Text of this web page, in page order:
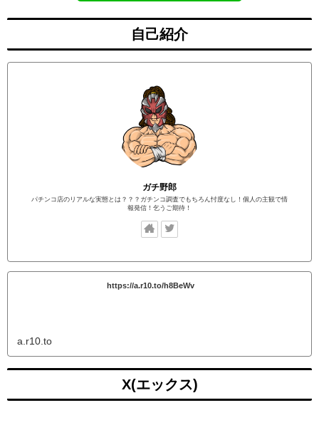
自己紹介
ガチ野郎
パチンコ店のリアルな実態とは？？？ガチンコ調査でもちろん忖度なし！個人の主観で情
報発信！乞うご期待！
https://a.r10.to/h8BeWv
a.r10.to
X(エックス)